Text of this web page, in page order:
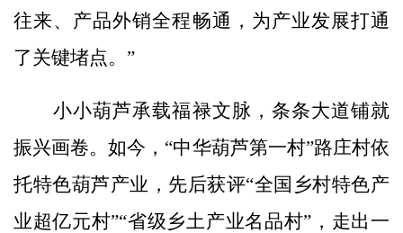
往来、产品外销全程畅通，为产业发展打通
了关键堵点。”
小小葫芦承载福禄文脉，条条大道铺就
振兴画卷。如今，“中华葫芦第一村”路庄村依
托特色葫芦产业，先后获评“全国乡村特色产
业超亿元村”“省级乡土产业名品村”，走出一